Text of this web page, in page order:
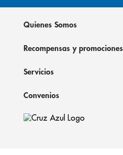
Quienes Somos
Recompensas y promociones
Servicios
Convenios